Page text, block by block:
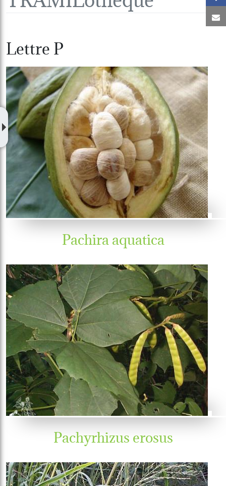
Lettre P
Pachira aquatica
Pachyrhizus erosus